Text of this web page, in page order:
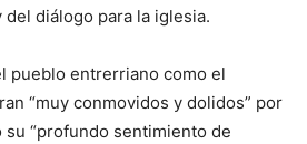
diálogo para la iglesia.
pueblo entrerriano como el
“muy conmovidos y dolidos” por
“profundo sentimiento de